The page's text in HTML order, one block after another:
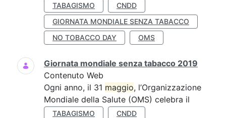
TABAGISMO
CNDD
GIORNATA MONDIALE SENZA TABACCO
NO TOBACCO DAY
OMS
Giornata mondiale senza tabacco 2019
Contenuto Web
Ogni anno, il 31 maggio, l’Organizzazione
Mondiale della Salute (OMS) celebra il
TABAGISMO
CNDD